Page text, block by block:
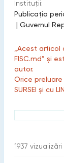
Instituții:
Publicaţia
| Guvernul
„Acest articol
FISC.md” și
autor.
Orice
SURSEI și cu
1937 vizualizări